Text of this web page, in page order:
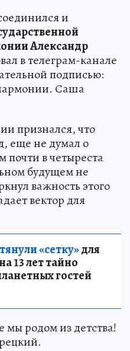
и
Александр
в телеграм-канале
подписью:
Саша
признался, что
еще не думал о
почти в четыреста
будущем не
важность этого
вектор для
«сетку»для
13 лет тайно
гостей
мы родом из детства!